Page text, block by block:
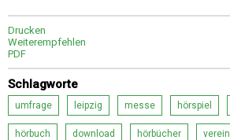
Drucken
Weiterempfehlen
PDF
Schlagworte
umfrage leipzig messe hörspiel
hörbuch download hörbücher verein